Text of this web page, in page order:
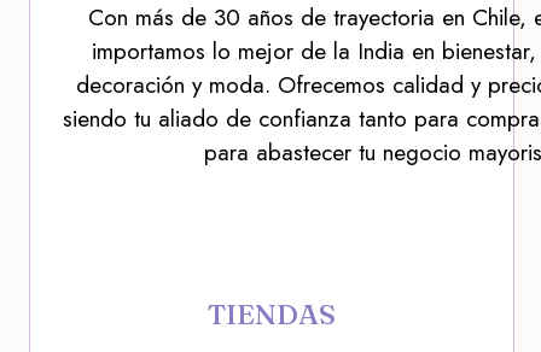
Con más de 30 años de trayectoria en Chile,
importamos lo mejor de la India en
decoración y moda. Ofrecemos calidad y
siendo tu aliado de confianza tanto para
para abastecer tu negocio
TIENDAS